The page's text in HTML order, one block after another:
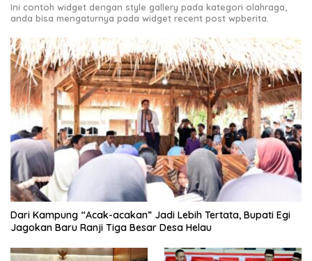
Ini contoh widget dengan style gallery pada kategori olahraga,
anda bisa mengaturnya pada widget recent post wpberita.
Dari Kampung “Acak-acakan” Jadi Lebih Tertata, Bupati Egi
Jagokan Baru Ranji Tiga Besar Desa Helau